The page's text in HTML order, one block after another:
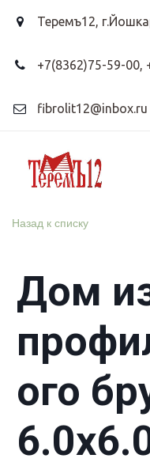
Теремъ12,
+7(8362)75-59-00,
fibrolit12@inbox.ru
Назад к списку
Дом
ого